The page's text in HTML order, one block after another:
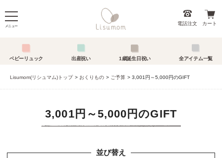
メニュー 電話注文 カート
ベビーリュック 出産祝い 1歳誕生日祝い 全アイテム一覧
Lisumom(リシュマム)トップ おくりもの ご予算 3,001円～5,000円のGIFT
3,001円～5,000円のGIFT
並び替え